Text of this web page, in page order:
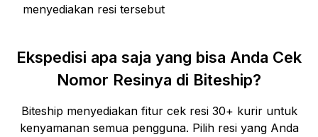
menyediakan resi tersebut
Ekspedisi apa saja yang bisa Anda Cek
Nomor Resinya di Biteship?
Biteship menyediakan fitur cek resi 30+ kurir untuk
kenyamanan semua pengguna. Pilih resi yang Anda